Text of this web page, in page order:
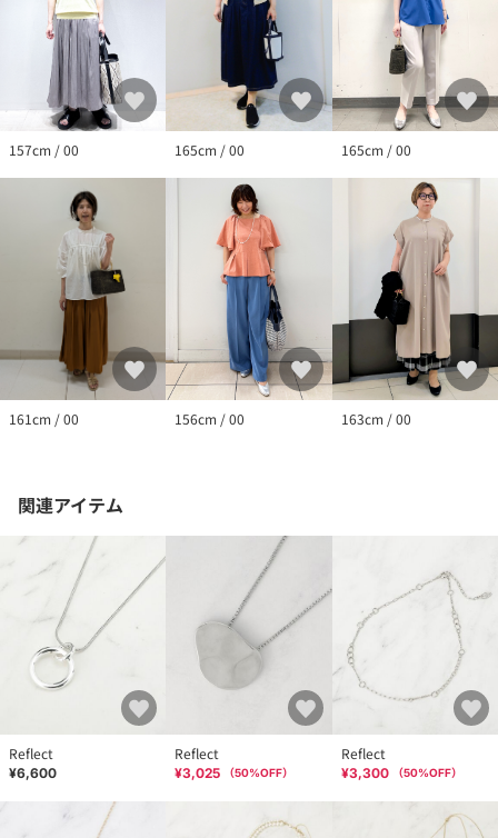
157cm / 00 165cm / 00 165cm / 00
161cm / 00 156cm / 00 163cm / 00
関連アイテム
Reflect
¥6,600
Reflect
¥3,025 （50%OFF）
Reflect
¥3,300 （50%OFF）